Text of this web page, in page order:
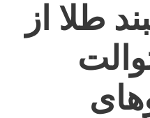
طلا از